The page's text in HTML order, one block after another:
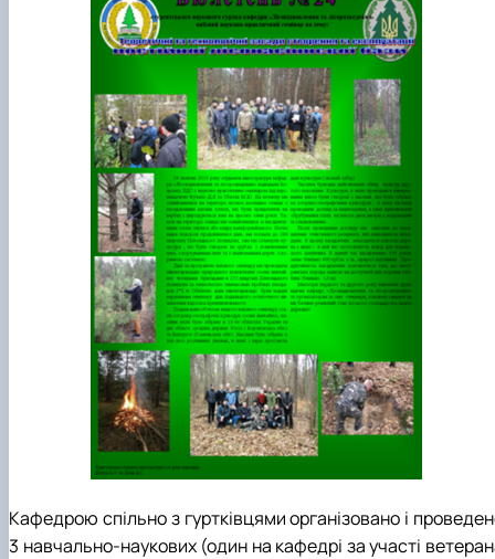
Кафедрою спільно з гуртківцями організовано і
3 навчально-наукових (один на кафедрі за участі